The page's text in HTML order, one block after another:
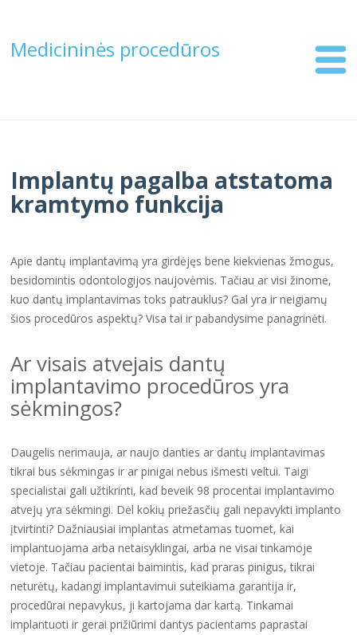
Medicininės procedūros
Implantų pagalba atstatoma
kramtymo funkcija
Apie dantų implantavimą yra girdėjęs bene kiekvienas žmogus,
besidomintis odontologijos naujovėmis. Tačiau ar visi žinome,
kuo dantų implantavimas toks patrauklus? Gal yra ir neigiamų
šios procedūros aspektų? Visa tai ir pabandysime panagrinėti.
Ar visais atvejais dantų
implantavimo procedūros yra
sėkmingos?
Daugelis nerimauja, ar naujo danties ar dantų implantavimas
tikrai bus sėkmingas ir ar pinigai nebus išmesti veltui. Taigi
specialistai gali užtikrinti, kad beveik 98 procentai implantavimo
atvejų yra sėkmingi. Dėl kokių priežasčių gali nepavykti implanto
įtvirtinti? Dažniausiai implantas atmetamas tuomet, kai
implantuojama arba netaisyklingai, arba ne visai tinkamoje
vietoje. Tačiau pacientai baimintis, kad praras pinigus, tikrai
neturėtų, kadangi implantavimui suteikiama garantija ir,
procedūrai nepavykus, ji kartojama dar kartą. Tinkamai
implantuoti ir gerai prižiūrimi dantys pacientams paprastai